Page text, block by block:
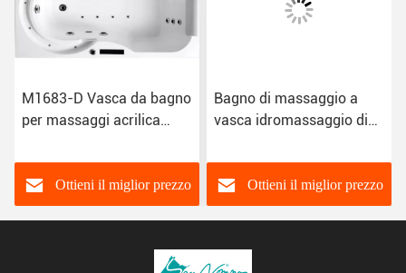
M1683-D Vasca da bagno
per massaggi acrilica
resistente al
decolorazione
Ottieni il miglior prezzo
Bagno di massaggio a
vasca idromassaggio di
M1579 resistente al
decolorazione
Ottieni il miglior prezzo